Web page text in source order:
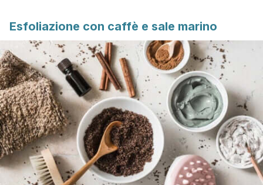
Esfoliazione con caffè e sale marino